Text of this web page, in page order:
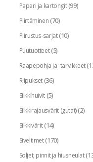
Paperi ja kartongit(99)
Piirtäminen(70)
Piirustus-sarjat(10)
Puutuotteet(5)
Raapepohja ja -tarvikkeet
Riipukset(36)
Silkkihuivit(5)
Silkkirajausvärit (gutat)(2)
Silkkivärit(14)
Siveltimet(170)
Soljet, pinnit ja hiusneulat